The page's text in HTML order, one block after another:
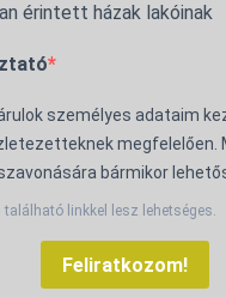
érintett házak lakóinak
személyes adataim
megfelelően.
bármikor
linkkel lesz lehetséges.
Feliratkozom!